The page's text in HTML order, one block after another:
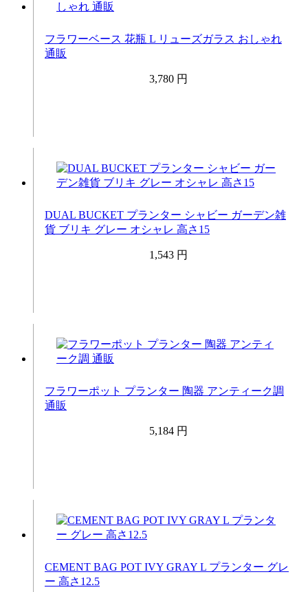
フラワーベース 花瓶 L リューズガラス おしゃれ
通販
3,780 円
DUAL BUCKET プランター シャビー ガーデン雑
貨 ブリキ グレー オシャレ 高さ15
1,543 円
フラワーポット プランター 陶器 アンティーク調
通販
5,184 円
CEMENT BAG POT IVY GRAY L プランター グレ
ー 高さ12.5